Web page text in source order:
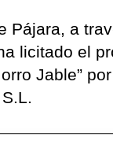
Pájara, a
licitado el
Jable”